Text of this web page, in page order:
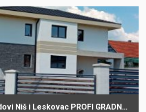
Građevinski radovi Niš i Leskovac PROFI GRADNJA SPASIĆ